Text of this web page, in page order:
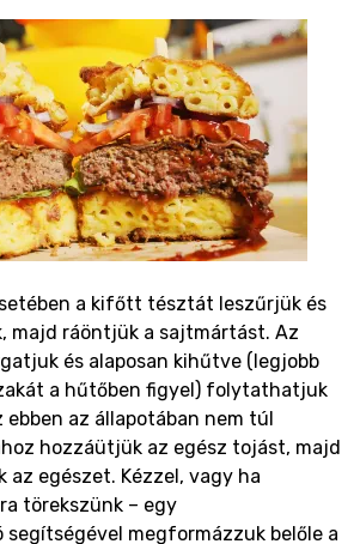
a kifőtt tésztát leszűrjük és
majd ráöntjük a sajtmártást. Az
és alaposan kihűtve (legjobb
a hűtőben figyel) folytathatjuk
ebben az állapotában nem túl
hozzáütjük az egész tojást, majd
az egészet. Kézzel, vagy ha
törekszünk – egy
segítségével megformázzuk belőle a